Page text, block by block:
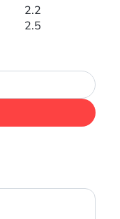
2.2
2.5